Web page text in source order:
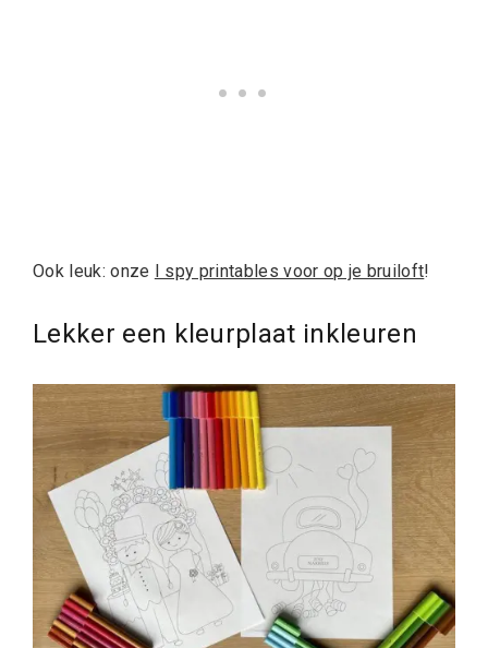
Ook leuk: onze I spy printables voor op je bruiloft!
Lekker een kleurplaat inkleuren